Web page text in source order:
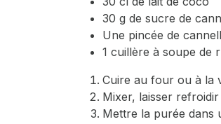
30 g de sucre de
Une pincée de
1 cuillère à soupe de
Cuire au four ou à la
Mixer, laisser refroidir
Mettre la purée dans